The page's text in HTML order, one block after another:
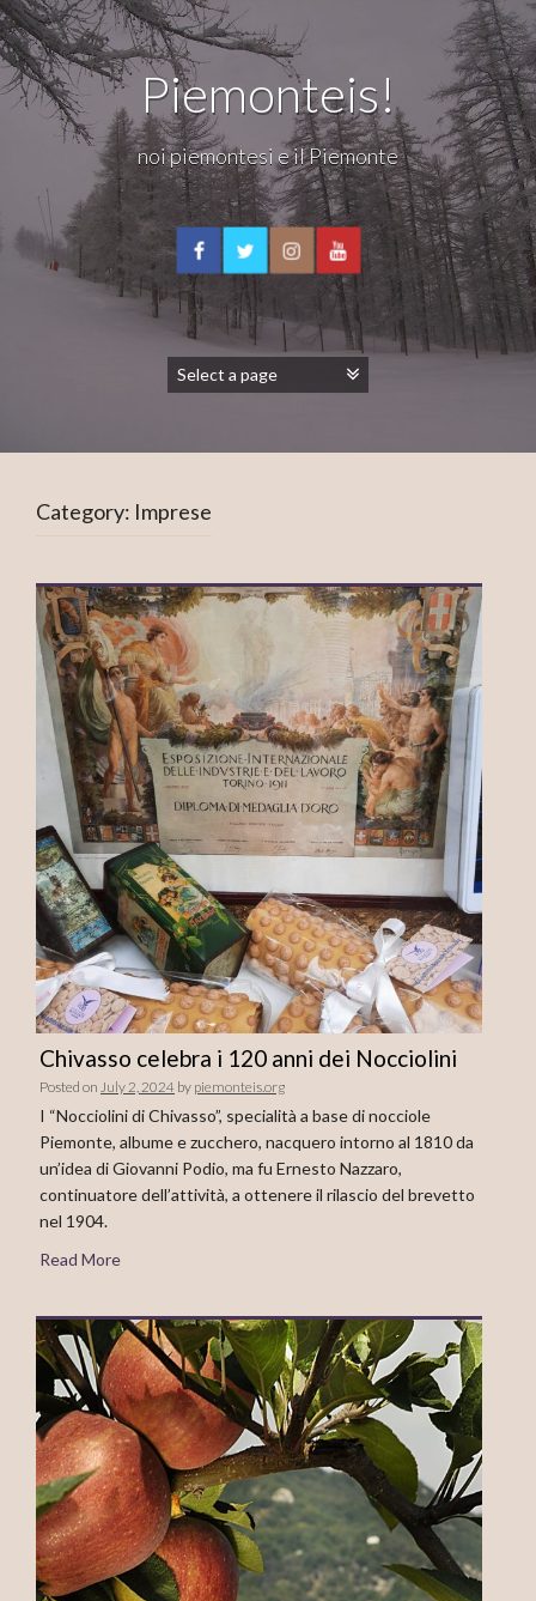
Piemonteis!
noi piemontesi e il Piemonte
Category: Imprese
Chivasso celebra i 120 anni dei Nocciolini
Posted on July 2, 2024 by piemonteis.org
I “Nocciolini di Chivasso”, specialità a base di nocciole
Piemonte, albume e zucchero, nacquero intorno al 1810 da
un’idea di Giovanni Podio, ma fu Ernesto Nazzaro,
continuatore dell’attività, a ottenere il rilascio del brevetto
nel 1904.
Read More